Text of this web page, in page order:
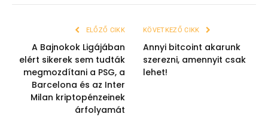
ELŐZŐ CIKK
A Bajnokok Ligájában
elért sikerek sem tudták
megmozdítani a PSG, a
Barcelona és az Inter
Milan kriptopénzeinek
árfolyamát
KÖVETKEZŐ CIKK
Annyi bitcoint akarunk
szerezni, amennyit csak
lehet!